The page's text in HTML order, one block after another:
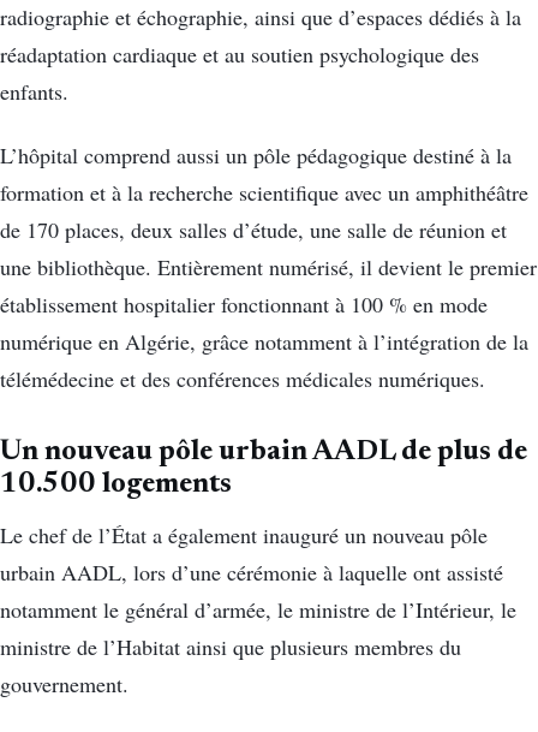
radiographie et échographie, ainsi que d’espaces dédiés à la
réadaptation cardiaque et au soutien psychologique des
enfants.
L’hôpital comprend aussi un pôle pédagogique destiné à la
formation et à la recherche scientifique avec un amphithéâtre
de 170 places, deux salles d’étude, une salle de réunion et
une bibliothèque. Entièrement numérisé, il devient le premier
établissement hospitalier fonctionnant à 100 % en mode
numérique en Algérie, grâce notamment à l’intégration de la
télémédecine et des conférences médicales numériques.
Un nouveau pôle urbain AADL de plus de
10.500 logements
Le chef de l’État a également inauguré un nouveau pôle
urbain AADL, lors d’une cérémonie à laquelle ont assisté
notamment le général d’armée, le ministre de l’Intérieur, le
ministre de l’Habitat ainsi que plusieurs membres du
gouvernement.